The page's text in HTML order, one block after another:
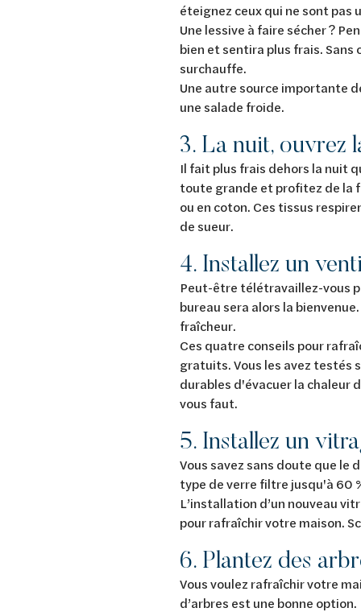
éteignez ceux qui ne sont pas
Une lessive à faire sécher ?
bien et sentira plus frais.
surchauffe.
Une autre source importante
une salade froide.
3. La nuit, ouvrez
Il fait plus frais dehors la nuit
toute grande et profitez de la
ou en coton. Ces tissus
de sueur.
4. Installez un
Peut-être télétravaillez-vous
bureau sera alors la
fraîcheur.
Ces quatre conseils pour
gratuits. Vous les avez testés
durables d'évacuer la chaleur
vous faut.
5. Installez un
Vous savez sans doute que le
type de verre filtre jusqu'à 60
L’installation d’un nouveau
pour rafraîchir votre maison.
6. Plantez des
Vous voulez rafraîchir votre
d’arbres est une bonne